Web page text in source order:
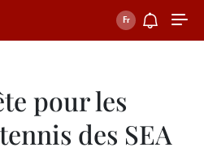
pour les
des SEA